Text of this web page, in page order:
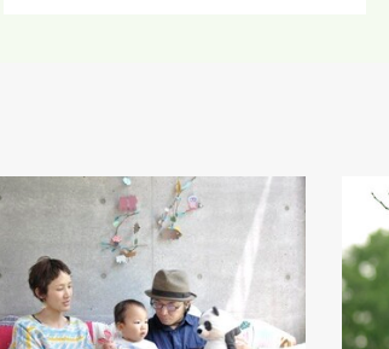
し，お客様に発生した損害について、債務不履行責任
ることにより第三者との間で生じた紛争等について
入力内容を送信する